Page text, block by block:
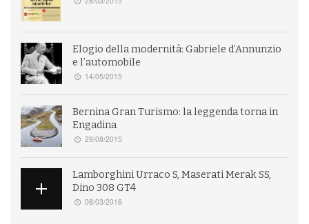
Elogio della modernità: Gabriele d’Annunzio
e l’automobile
14/05/2015
Bernina Gran Turismo: la leggenda torna in
Engadina
29/08/2015
Lamborghini Urraco S, Maserati Merak SS,
Dino 308 GT4
08/03/2016